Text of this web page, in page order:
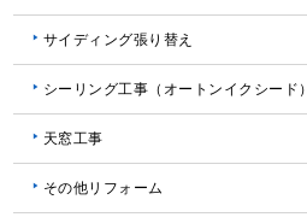
サイディング張り替え
シーリング工事（オートンイクシード）
天窓工事
その他リフォーム